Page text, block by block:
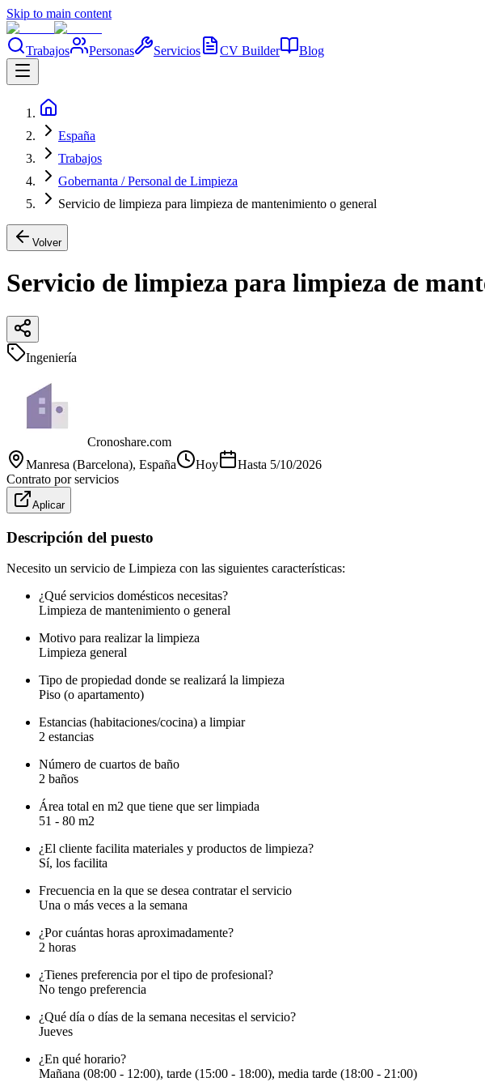
Skip to main content
Trabajos Personas Servicios CV Builder Blog
España
Trabajos
Gobernanta / Personal de Limpieza
Servicio de limpieza para limpieza de mantenimiento o general
Volver
Servicio de limpieza para limpieza de
Ingeniería
Cronoshare.com
Manresa (Barcelona), España Hoy Hasta 5/10/2026
Contrato por servicios
Aplicar
Descripción del puesto
Necesito un servicio de Limpieza con las siguientes características:
¿Qué servicios domésticos necesitas?
Limpieza de mantenimiento o general
Motivo para realizar la limpieza
Limpieza general
Tipo de propiedad donde se realizará la limpieza
Piso (o apartamento)
Estancias (habitaciones/cocina) a limpiar
2 estancias
Número de cuartos de baño
2 baños
Área total en m2 que tiene que ser limpiada
51 - 80 m2
¿El cliente facilita materiales y productos de limpieza?
Sí, los facilita
Frecuencia en la que se desea contratar el servicio
Una o más veces a la semana
¿Por cuántas horas aproximadamente?
2 horas
¿Tienes preferencia por el tipo de profesional?
No tengo preferencia
¿Qué día o días de la semana necesitas el servicio?
Jueves
¿En qué horario?
Mañana (08:00 - 12:00), tarde (15:00 - 18:00), media tarde (18:00 - 21:00)